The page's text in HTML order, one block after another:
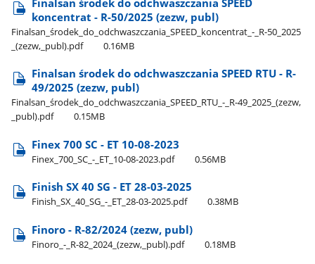
koncentrat - R-50/2025 (zezw, publ)
Finalsan​_środek​_do​_odchwaszczania​_SPEED​_koncentrat​_-​_R-50​_2025​
_(zezw,​_publ).pdf
0.16MB
Finalsan środek do odchwaszczania SPEED RTU - R-
49/2025 (zezw, publ)
Finalsan​_środek​_do​_odchwaszczania​_SPEED​_RTU​_-​_R-49​_2025​_(zezw,​
_publ).pdf
0.15MB
Finex 700 SC - ET 10-08-2023
Finex​_700​_SC​_-​_ET​_10-08-2023.pdf 0.56MB
Finish SX 40 SG - ET 28-03-2025
Finish​_SX​_40​_SG​_-​_ET​_28-03-2025.pdf 0.38MB
Finoro - R-82/2024 (zezw, publ)
Finoro​_-​_R-82​_2024​_(zezw,​_publ).pdf 0.18MB